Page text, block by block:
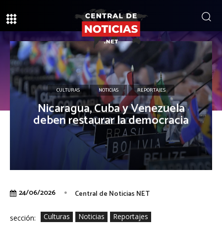
CULTURAS NOTICIAS REPORTAJES
Nicaragua, Cuba y Venezuela
deben restaurar la democracia
24/06/2026 Central de Noticias NET
sección: Culturas Noticias Reportajes